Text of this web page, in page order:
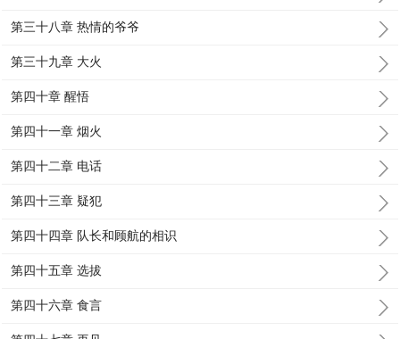
第三十八章 热情的爷爷
第三十九章 大火
第四十章 醒悟
第四十一章 烟火
第四十二章 电话
第四十三章 疑犯
第四十四章 队长和顾航的相识
第四十五章 选拔
第四十六章 食言